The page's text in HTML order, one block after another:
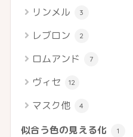
リンメル 3
レブロン 2
ロムアンド 7
ヴィセ 12
マスク他 4
似合う色の見える化 1